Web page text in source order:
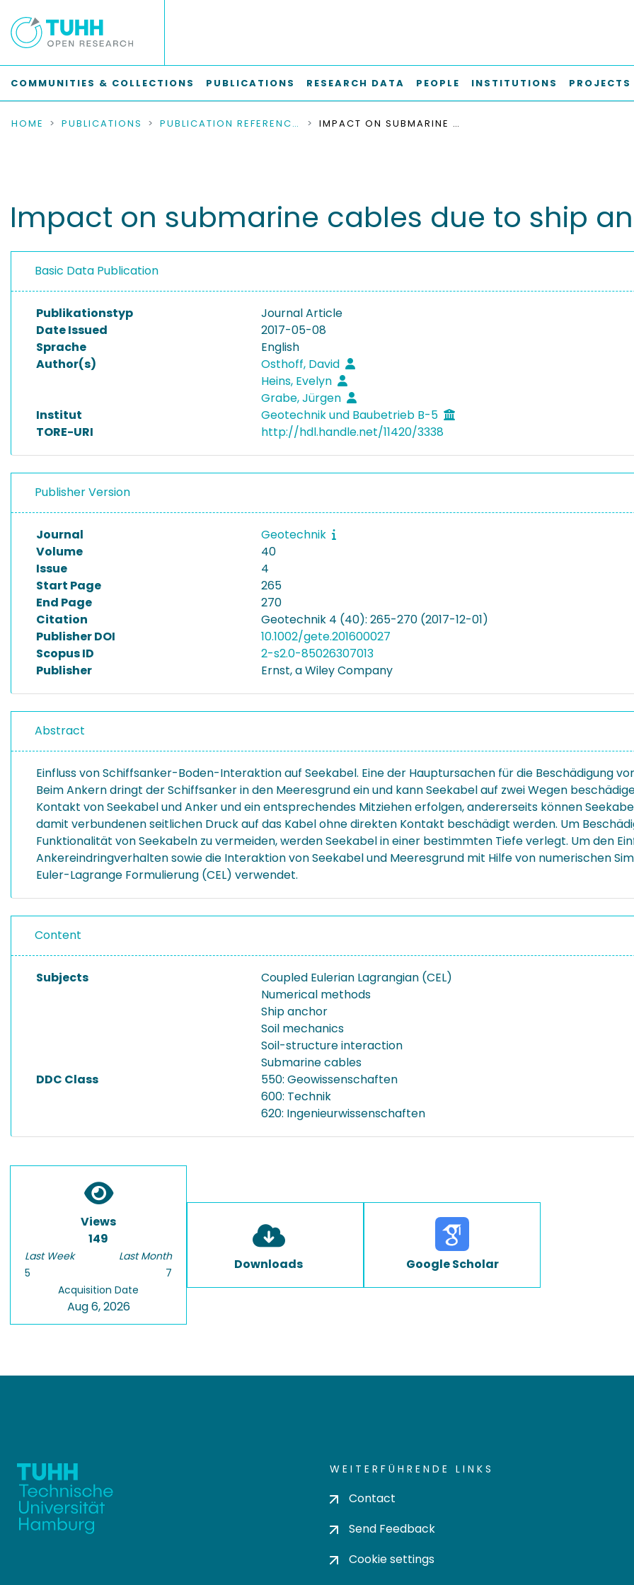
COMMUNITIES & COLLECTIONS PUBLICATIONS RESEARCH DATA PEOPLE INSTITUTIONS PROJECTS
HOME PUBLICATIONS PUBLICATION REFERENCES IMPACT ON SUBMARINE CABLES DUE TO SHIP ANCHOR – SOIL INTERACTION
Impact on submarine cables due to ship
Basic Data Publication
Publikationstyp
Journal Article
Date Issued
2017-05-08
Sprache
English
Author(s)
Osthoff, David
Heins, Evelyn
Grabe, Jürgen
Institut
Geotechnik und Baubetrieb B-5
TORE-URI
http://hdl.handle.net/11420/3338
Publisher Version
Journal
Geotechnik
Volume
40
Issue
4
Start Page
265
End Page
270
Citation
Geotechnik 4 (40): 265-270 (2017-12-01)
Publisher DOI
10.1002/gete.201600027
Scopus ID
2-s2.0-85026307013
Publisher
Ernst, a Wiley Company
Abstract
Einfluss von Schiffsanker-Boden-Interaktion auf Seekabel. Eine der Hauptursachen für die Beschädigung
Beim Ankern dringt der Schiffsanker in den Meeresgrund ein und kann Seekabel auf zwei Wegen
Kontakt von Seekabel und Anker und ein entsprechendes Mitziehen erfolgen, andererseits können
damit verbundenen seitlichen Druck auf das Kabel ohne direkten Kontakt beschädigt werden. Um
Funktionalität von Seekabeln zu vermeiden, werden Seekabel in einer bestimmten Tiefe verlegt. Um den
Ankereindringverhalten sowie die Interaktion von Seekabel und Meeresgrund mit Hilfe von numerischen
Euler-Lagrange Formulierung (CEL) verwendet.
Content
Subjects
Coupled Eulerian Lagrangian (CEL)
Numerical methods
Ship anchor
Soil mechanics
Soil-structure interaction
Submarine cables
DDC Class
550: Geowissenschaften
600: Technik
620: Ingenieurwissenschaften
Views
149
Last Week
5
Last Month
7
Acquisition Date
Aug 6, 2026
Downloads Google Scholar
WEITERFÜHRENDE LINKS
Contact
Send Feedback
Cookie settings